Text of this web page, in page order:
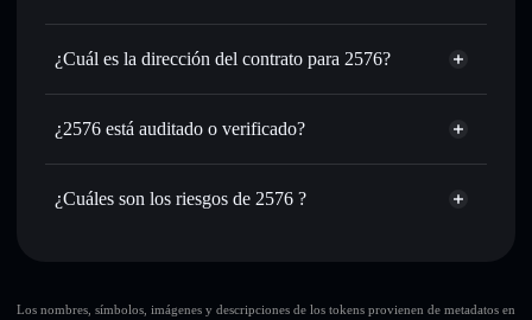
largo del tiempo
Enviar de forma privada: transferir 7524 sin vincular
integrado de Solflare
Hacer un seguimiento en tiempo real: monitorizar el
precio, volumen, capitalización de mercado y liquidez de
7524
Solflare
2576
cartera
agregador de privacidad
¿Cuál es la dirección del contrato para 2576?
2576
¿2576 está auditado o verificado?
2576 no está verificado actualmente
¿Cuáles son los riesgos de 2576 ?
10 principales carteras
Los nombres, símbolos, imágenes y descripciones de los tokens provienen de metadatos en